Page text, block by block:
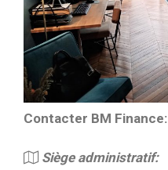
Contacter BM Finance:
Siège administratif: